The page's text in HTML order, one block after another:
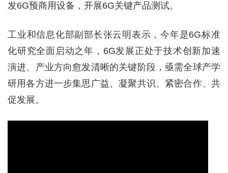
发6G预商用设备，开展6G关键产品测试。
工业和信息化部副部长张云明表示，今年是6G标准
化研究全面启动之年，6G发展正处于技术创新加速
演进、产业方向愈发清晰的关键阶段，亟需全球产学
研用各方进一步集思广益、凝聚共识、紧密合作、共
促发展。